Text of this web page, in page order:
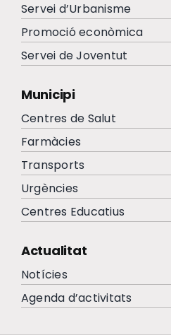
Servei d’Urbanisme
Promoció econòmica
Servei de Joventut
Municipi
Centres de Salut
Farmàcies
Transports
Urgències
Centres Educatius
Actualitat
Notícies
Agenda d’activitats